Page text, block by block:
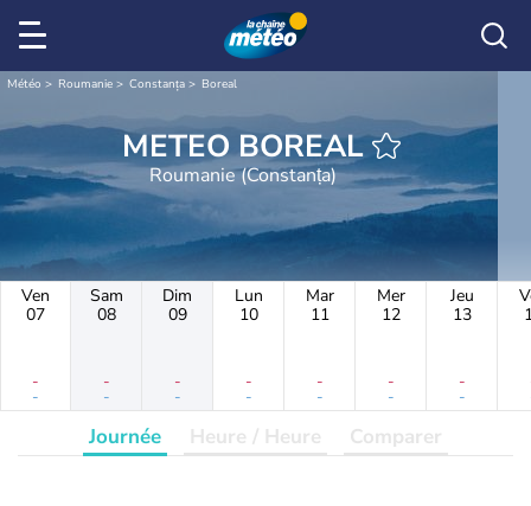
Météo Roumanie Constanța Boreal
METEO BOREAL
Roumanie (Constanța)
Ven
07
-
-
Sam
08
-
-
Dim
09
-
-
Lun
10
-
-
Mar
11
-
-
Mer
12
-
-
Jeu
13
-
-
Journée Heure / Heure Comparer